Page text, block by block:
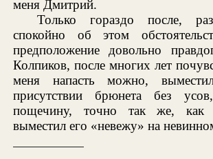
меня Дмитрий.
Только гораздо после,
спокойно об этом
предположение довольно
Колпиков, после многих лет
меня напасть можно,
присутствии брюнета без
пощечину, точно так же,
выместил его «невежу» на